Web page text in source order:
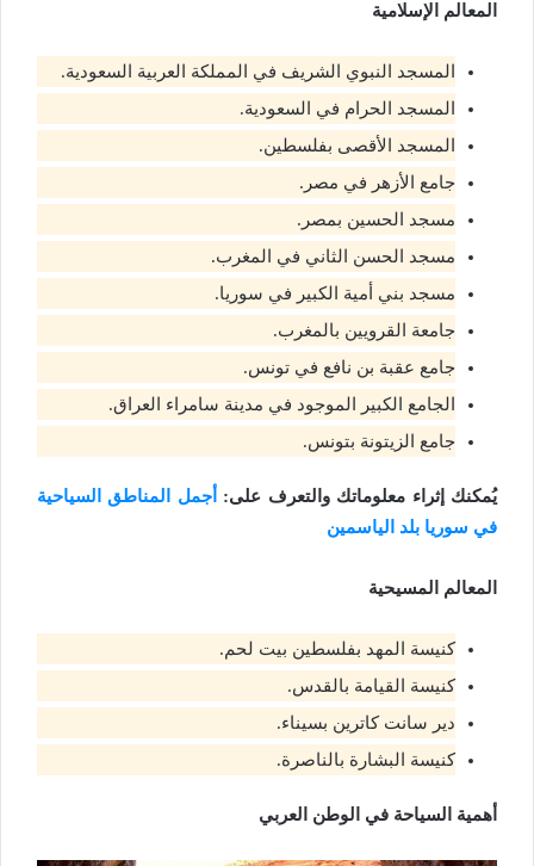
المعالم الإسلامية
المسجد النبوي الشريف في المملكة العربية السعودية.
المسجد الحرام في السعودية.
المسجد الأقصى بفلسطين.
جامع الأزهر في مصر.
مسجد الحسين بمصر.
مسجد الحسن الثاني في المغرب.
مسجد بني أمية الكبير في سوريا.
جامعة القرويين بالمغرب.
جامع عقبة بن نافع في تونس.
الجامع الكبير الموجود في مدينة سامراء العراق.
جامع الزيتونة بتونس.
يُمكنك إثراء معلوماتك والتعرف على:
أجمل المناطق السياحية
في سوريا بلد الياسمين
المعالم المسيحية
كنيسة المهد بفلسطين بيت لحم.
كنيسة القيامة بالقدس.
دير سانت كاترين بسيناء.
كنيسة البشارة بالناصرة.
أهمية السياحة في الوطن العربي